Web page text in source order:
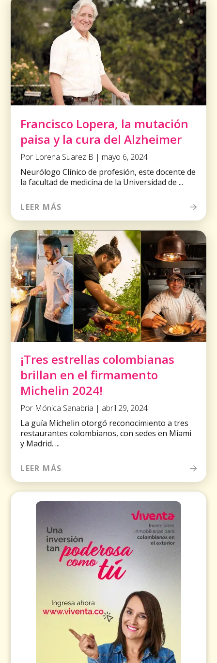
Francisco Lopera, la mutación
paisa y la cura del Alzheimer
Por Lorena Suarez B | mayo 6, 2024
Neurólogo Clínico de profesión, este docente de
la facultad de medicina de la Universidad de ...
LEER MÁS
¡Tres estrellas colombianas
brillan en el firmamento
Michelin 2024!
Por Mónica Sanabria | abril 29, 2024
La guía Michelin otorgó reconocimiento a tres
restaurantes colombianos, con sedes en Miami
y Madrid. ...
LEER MÁS